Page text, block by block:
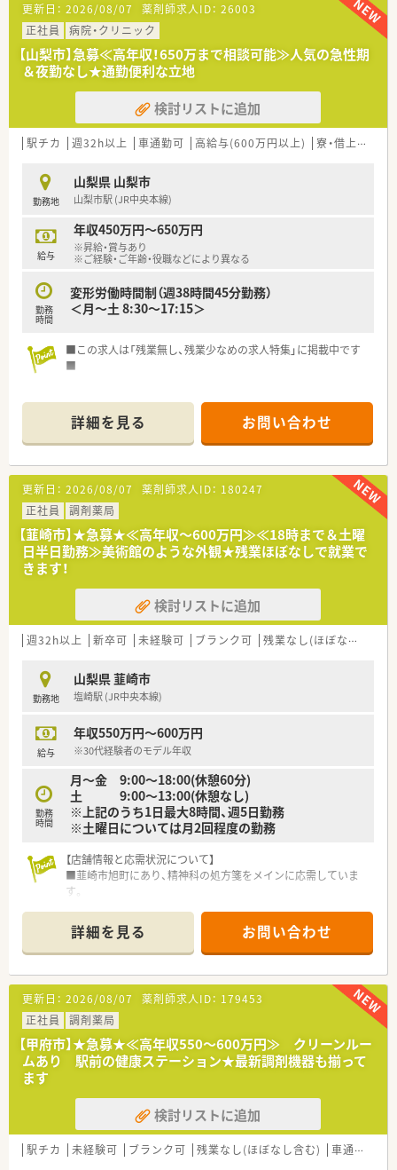
更新日： 2026/08/07 薬剤師求人ID： 26003
正社員
病院・クリニック
【山梨市】急募≪高年収！650万まで相談可能≫人気の急性期
＆夜勤なし★通勤便利な立地
検討リストに追加
駅チカ 週32h以上 車通勤可 高給与(600万円以上) 寮・借上社宅あり
勤務地
山梨県 山梨市
山梨市駅 (JR中央本線)
給与
年収450万円～650万円
※昇給・賞与あり
※ご経験・ご年齢・役職などにより異なる
勤務
時間
変形労働時間制（週38時間45分勤務）
＜月～土 8:30～17:15＞
■この求人は「残業無し、残業少なめの求人特集」に掲載中です
■
ご経験・知識の両面からスキルアップすることができる環境で
す！
詳細を見る お問い合わせ
更新日： 2026/08/07 薬剤師求人ID： 180247
正社員
調剤薬局
【韮崎市】★急募★≪高年収～600万円≫≪18時まで＆土曜
日半日勤務≫美術館のような外観★残業ほぼなしで就業で
きます！
検討リストに追加
週32h以上 新卒可 未経験可 ブランク可 残業なし(ほぼなし含む)
勤務地
山梨県 韮崎市
塩崎駅 (JR中央本線)
給与
年収550万円～600万円
※30代経験者のモデル年収
勤務
時間
月～金 9:00～18:00(休憩60分)
土 9:00～13:00(休憩なし)
※上記のうち1日最大8時間、週5日勤務
※土曜日については月2回程度の勤務
【店舗情報と応需状況について】
■韮崎市旭町にあり、精神科の処方箋をメインに応需していま
す。
師は常時2名から3名体制でゆとりを持って業務に取り組めま
す。
■専門性の高い精神科領域の知識を深めながら着実なスキルア
ップが叶う環境です。
【求人情報について】
■年収は550万円から600万円の提示が可能で、30代の経験者で
あれば高水準な給与提示をベースに納得のいく転職が実現でき
ます。
■年俸制を採用しており、昇給は年1回確実に実施されるほか、
す。
■県外からの入職希望者には借上社宅制度があり、家賃の半額補
助や初期費用の会社負担など、生活の立ち上げを強力に支援しま
す。
詳細を見る お問い合わせ
更新日： 2026/08/07 薬剤師求人ID： 179453
正社員
調剤薬局
【甲府市】★急募★≪高年収550～600万円≫ クリーンルー
ムあり 駅前の健康ステーション★最新調剤機器も揃って
ます
検討リストに追加
駅チカ 未経験可 ブランク可 残業なし(ほぼなし含む) 車通勤可